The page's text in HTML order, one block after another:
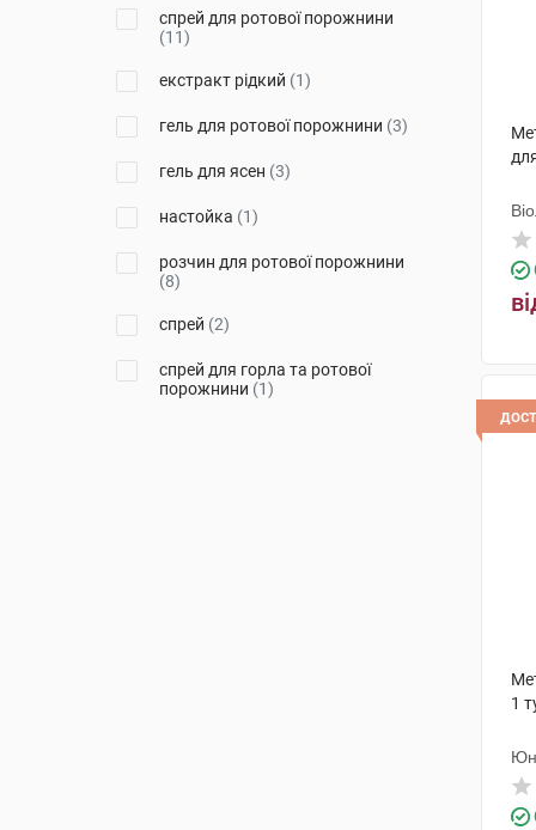
Ай-Сі-Ен Польфа Жешув(1)
Франческо (2)
Фармасієрра Мануфактурінг
спрей для ротової порожнини
(11)
екстракт рідкий (1)
гель для ротової порожнини (3)
гель для ясен (3)
настойка (1)
розчин для ротової порожнини
(8)
спрей (2)
спрей для горла та ротової
порожнини (1)
1